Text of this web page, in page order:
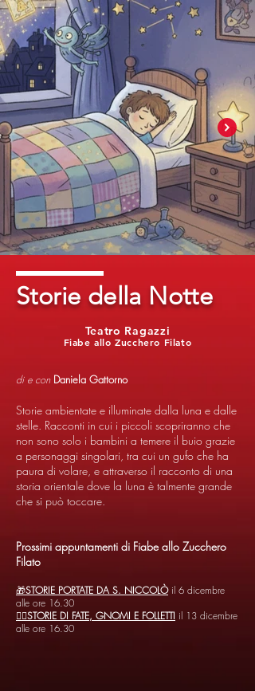
Storie della Notte
Fiabe allo Zucchero Filato
Teatro Ragazzi
di e conDaniela Gattorno
Storie ambientate e illuminate dalla luna e dalle
stelle. Racconti in cui i piccoli scopriranno che
non sono solo i bambini a temere il buio grazie
a personaggi singolari, tra cui un gufo che ha
paura di volare, e attraverso il racconto di una
storia orientale dove la luna è talmente grande
che si può toccare.
Prossimi appuntamenti di Fiabe allo Zucchero
Filato
🎁STORIE PORTATE DA S. NICCOLÒil 6 dicembre
alle ore 16.30
🧚‍♀️STORIE DI FATE, GNOMI E FOLLETTI il 13 dicembre
alle ore 16.30